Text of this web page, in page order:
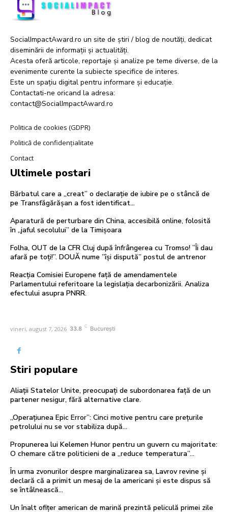
SocialImpactAward.ro un site de știri / blog de noutăți, dedicat
diseminării de informații și actualități.
Acesta oferă articole, reportaje și analize pe teme diverse, de la
evenimente curente la subiecte specifice de interes.
Este un spațiu digital pentru informare și educație.
Contactati-ne oricand la adresa:
contact@SocialImpactAward.ro
Politica de cookies (GDPR)
Politică de confidențialitate
Contact
Ultimele postari
Bărbatul care a „creat” o declarație de iubire pe o stâncă de
pe Transfăgărășan a fost identificat…
Aparatură de perturbare din China, accesibilă online, folosită
în „jaful secolului” de la Timișoara
Folha, OUT de la CFR Cluj după înfrângerea cu Tromso! ”Îi dau
afară pe toți!”. DOUĂ nume ”își dispută” postul de antrenor
Reacția Comisiei Europene față de amendamentele
Parlamentului referitoare la legislația decarbonizării. Analiza
efectului asupra PNRR.
vineri, august 7, 2026 33.8 C București
Stiri populare
Aliații Statelor Unite, preocupați de subordonarea față de un
partener nesigur, fără alternative clare.
„Operațiunea Epic Error”: Cinci motive pentru care prețurile
petrolului nu se vor stabiliza după…
Propunerea lui Kelemen Hunor pentru un guvern cu majoritate:
O chemare către politicieni de a „reduce temperatura”…
În urma zvonurilor despre marginalizarea sa, Lavrov revine și
declară că a primit un mesaj de la americani și este dispus să
se întâlnească...
Un înalt ofițer american de marină prezintă peliculă primei zile